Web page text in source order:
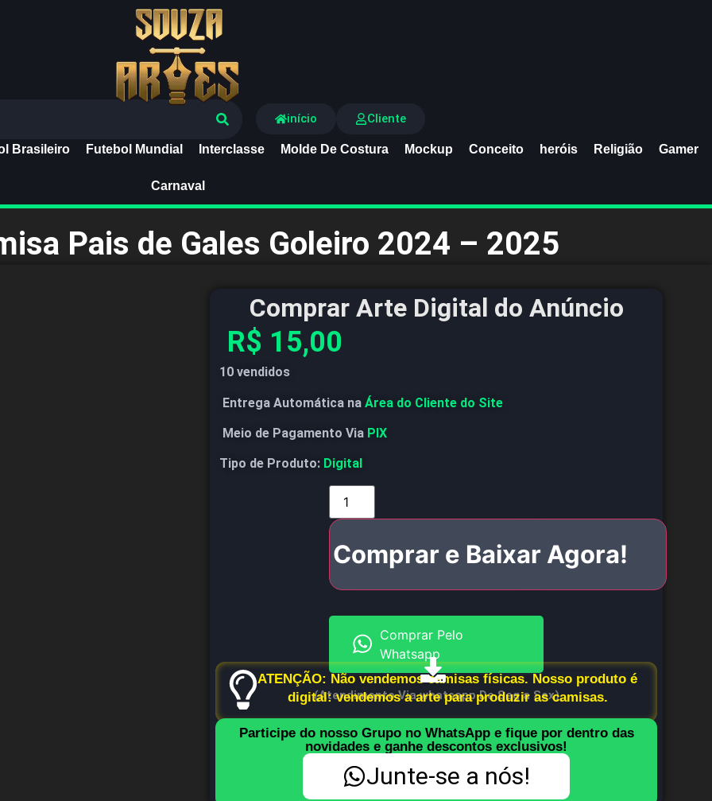
Brasileiro Futebol Mundial Interclasse Molde De Costura Mockup Conceito heróis Religião Gamer
Carnaval
início Cliente
Pais de Gales Goleiro 2024 – 2025
Comprar Arte Digital do Anúncio
R$ 15,00
10 vendidos
Entrega Automática na Área do Cliente do Site
Meio de Pagamento Via PIX
Tipo de Produto: Digital
Comprar e Baixar Agora!
Comprar Pelo
Whatsapp
(Atendimento Via whatsapp De Seg a Sex)
ATENÇÃO: Não vendemos camisas físicas. Nosso produto é
digital: vendemos a arte para produzir as camisas.
Participe do nosso Grupo no WhatsApp e fique por dentro das
novidades e ganhe descontos exclusivos!
Junte-se a nós!